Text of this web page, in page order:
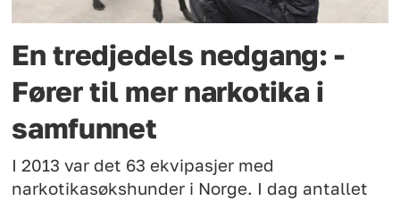
En tredjedels nedgang: -
Fører til mer narkotika i
samfunnet
I 2013 var det 63 ekvipasjer med
narkotikasøkshunder i Norge. I dag antallet